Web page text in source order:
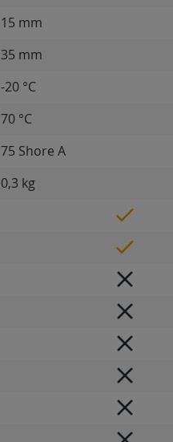
15 mm
35 mm
-20 °C
70 °C
75 Shore A
0,3 kg